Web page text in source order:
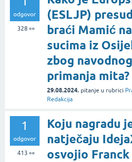
odgovor
328 👀
(ESLJP)
braći Mamić
sucima iz
zbog navodnog
primanja mita?
29.08.2024. pitanje u rubrici
Redakcija
1
odgovor
413 👀
Koju nagradu
natječaju
osvojio Franck